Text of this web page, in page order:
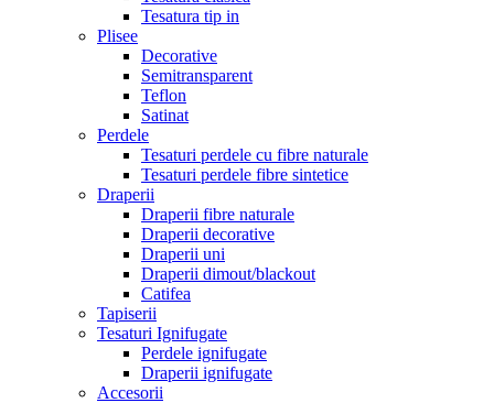
Tesatura tip in
Plisee
Decorative
Semitransparent
Teflon
Satinat
Perdele
Tesaturi perdele cu fibre naturale
Tesaturi perdele fibre sintetice
Draperii
Draperii fibre naturale
Draperii decorative
Draperii uni
Draperii dimout/blackout
Catifea
Tapiserii
Tesaturi Ignifugate
Perdele ignifugate
Draperii ignifugate
Accesorii